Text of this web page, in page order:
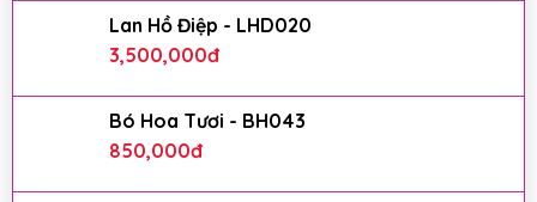
Lan Hồ Điệp - LHD020
3,500,000đ
Bó Hoa Tươi - BH043
850,000đ